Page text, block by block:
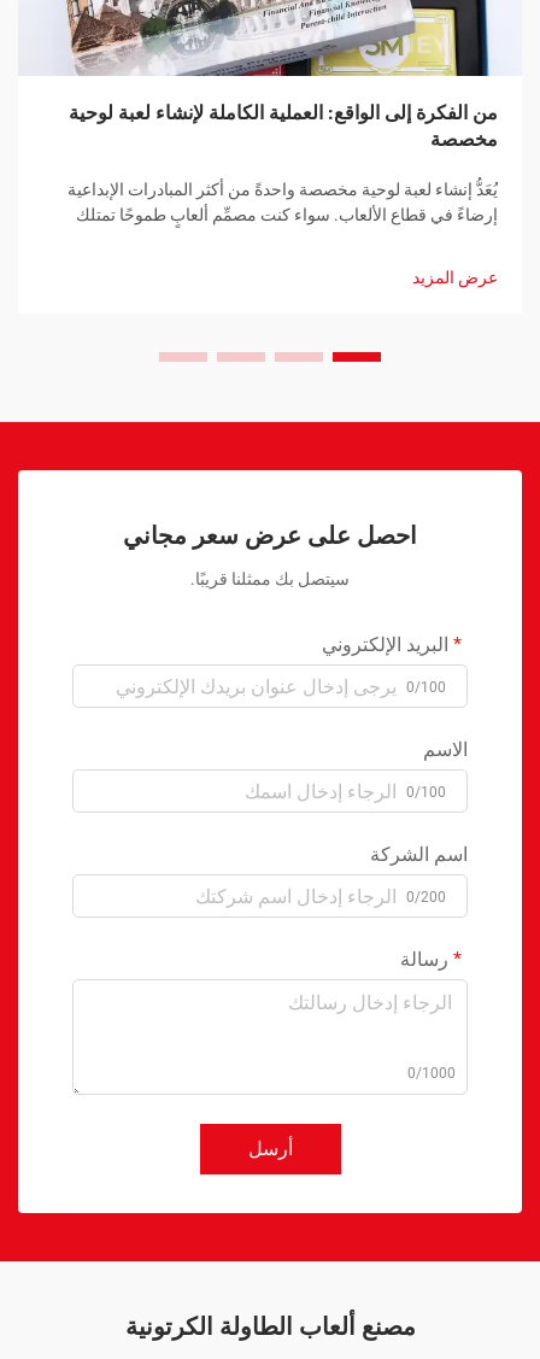
من الفكرة إلى الواقع: العملية الكاملة لإنشاء لعبة لوحية
مخصصة
يُعَدُّ إنشاء لعبة لوحية مخصصة واحدةً من أكثر المبادرات الإبداعية
إرضاءً في قطاع الألعاب. سواء كنت مصمِّم ألعابٍ طموحًا تمتلك
عرض المزيد
احصل على عرض سعر مجاني
سيتصل بك ممثلنا قريبًا.
البريد الإلكتروني
0/100
الاسم
0/100
اسم الشركة
0/200
رسالة
0/1000
أرسل
مصنع ألعاب الطاولة الكرتونية